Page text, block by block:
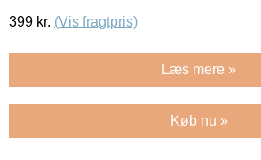
399 kr. (Vis fragtpris)
Læs mere »
Køb nu »